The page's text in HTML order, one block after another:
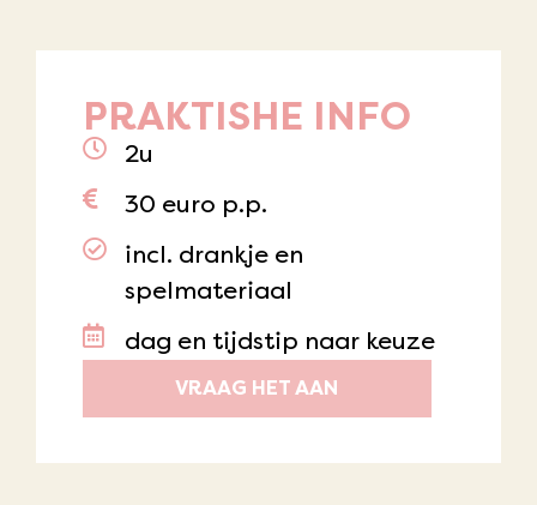
PRAKTISHE INFO
2u
30 euro p.p.
incl. drankje en
spelmateriaal
dag en tijdstip naar keuze
VRAAG HET AAN